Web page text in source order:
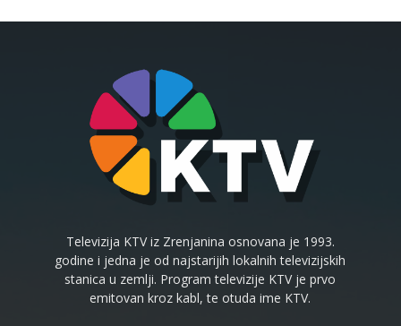
Televizija KTV iz Zrenjanina osnovana je 1993.
godine i jedna je od najstarijih lokalnih televizijskih
stanica u zemlji. Program televizije KTV je prvo
emitovan kroz kabl, te otuda ime KTV.